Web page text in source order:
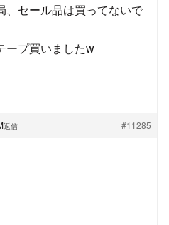
、セール品は買ってないで
ープ買いましたw
#11285
返信